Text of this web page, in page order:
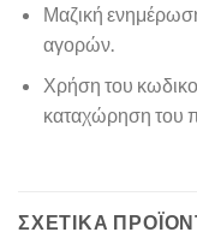
Μαζική
αγορών.
Χρήση του
καταχώρηση του
ΣΧΕΤΙΚΆ